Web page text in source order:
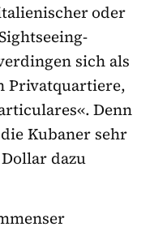
oder
sich als
Privatquartiere,
Denn
Kubaner sehr
dazu